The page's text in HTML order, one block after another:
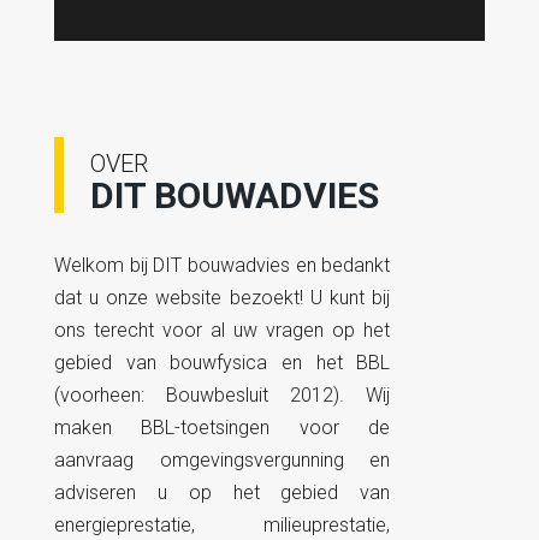
OVER
DIT BOUWADVIES
Welkom bij DIT bouwadvies en bedankt
dat u onze website bezoekt! U kunt bij
ons terecht voor al uw vragen op het
gebied van bouwfysica en het BBL
(voorheen: Bouwbesluit 2012). Wij
maken BBL-toetsingen voor de
aanvraag omgevingsvergunning en
adviseren u op het gebied van
energieprestatie, milieuprestatie,